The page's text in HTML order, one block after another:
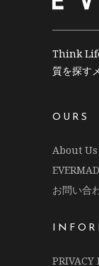
Think
質を探す
OURS
About Us
お問い合
PRIVACY